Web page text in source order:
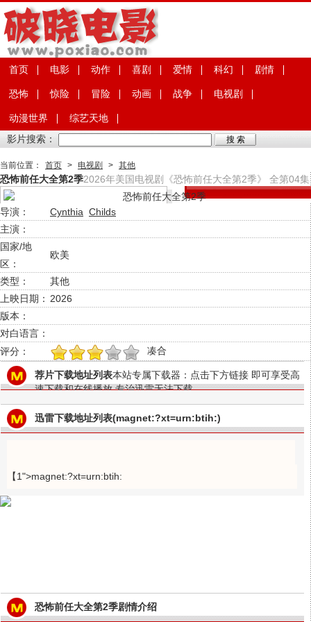
首页 电影 动作 喜剧 爱情 科幻 剧情
恐怖 惊险 冒险 动画 战争 电视剧
动漫世界
综艺天地
影片搜索：
当前位置： 首页 > 电视剧 > 其他
恐怖前任大全第2季2026年美国电视剧《恐怖前任大全第2季》 全第04集
导演： Cynthia Childs
主演：
国家/地
区：
欧美
类型：
其他
上映日期： 2026
版本：
对白语言：
评分：
1 3 4 5 凑合
荐片下载地址列表本站专属下载器：点击下方链接 即可享受高
速下载和在线播放 专治迅雷无法下载
迅雷下载地址列表(magnet:?xt=urn:btih:)
【1">magnet:?xt=urn:btih:
恐怖前任大全第2季剧情介绍